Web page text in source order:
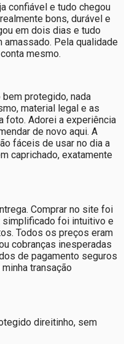
confiável e tudo chegou
bons, durável e
em dois dias e tudo
amassado. Pela qualidade
mesmo.
protegido, nada
material legal e as
foto. Adorei a experiência
de novo aqui. A
fáceis de usar no dia a
caprichado, exatamente
Comprar no site foi
simplificado foi intuitivo e
Todos os preços eram
cobranças inesperadas
de pagamento seguros
transação
direitinho, sem